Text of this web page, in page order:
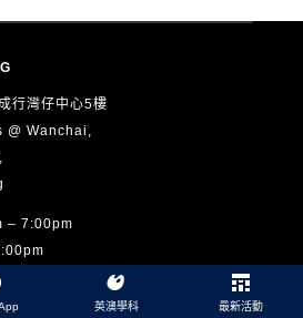
行灣仔中心5樓
@ Wanchai,
– 7:00pm
英澳學科 最新活動